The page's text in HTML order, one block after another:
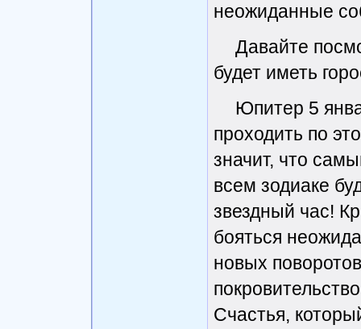
неожиданные
Давайте
будет иметь
Юпитер 5
проходить по
значит, что
всем зодиаке
звездный час!
бояться
новых
Счастья,